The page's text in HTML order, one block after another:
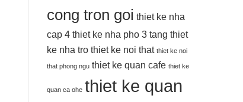
cong tron goi thiet ke nha
cap 4 thiet ke nha pho 3 tang thiet
ke nha tro thiet ke noi that thiet ke noi
that phong ngu thiet ke quan cafe thiet ke
quan ca ohe thiet ke quan